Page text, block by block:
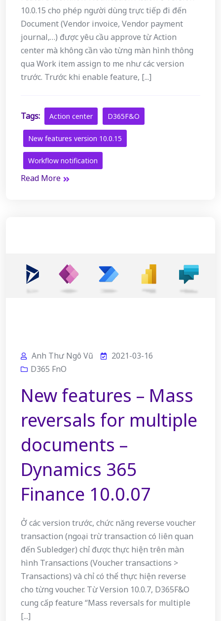
10.0.15 cho phép người dùng trực tiếp đi đến
Document (Vendor invoice, Vendor payment
journal,…) được yêu cầu approve từ Action
center mà không cần vào từng màn hình thông
qua Work item assign to me như các version
trước. Trước khi enable feature, [...]
Tags: Action center D365F&O
New features version 10.0.15
Workflow notification
Read More
Anh Thư Ngô Vũ
2021-03-16
D365 FnO
New features – Mass
reversals for multiple
documents –
Dynamics 365
Finance 10.0.07
Ở các version trước, chức năng reverse voucher
transaction (ngoại trừ transaction có liên quan
đến Subledger) chỉ được thực hiện trên màn
hình Transactions (Voucher transactions >
Transactions) và chỉ có thể thực hiện reverse
cho từng voucher. Từ Version 10.0.7, D365F&O
cung cấp feature “Mass reversals for multiple
[...]